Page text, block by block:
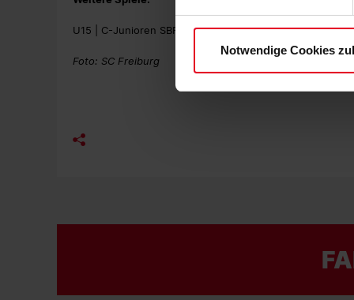
Notwendige Cookies
U15 | C-Junioren SBFV-Pokal Halbfinale | FC 08
Foto: SC Freiburg